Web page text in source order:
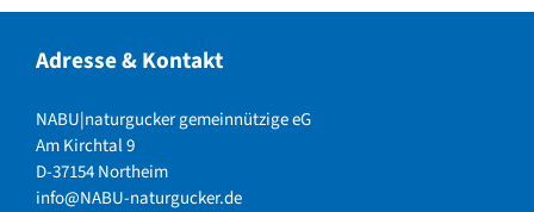
Adresse & Kontakt
NABU|naturgucker gemeinnützige eG
Am Kirchtal 9
D-37154 Northeim
info@NABU-naturgucker.de